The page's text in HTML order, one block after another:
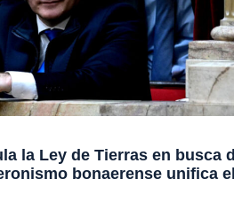
la Ley de Tierras en busca
bonaerense unifica